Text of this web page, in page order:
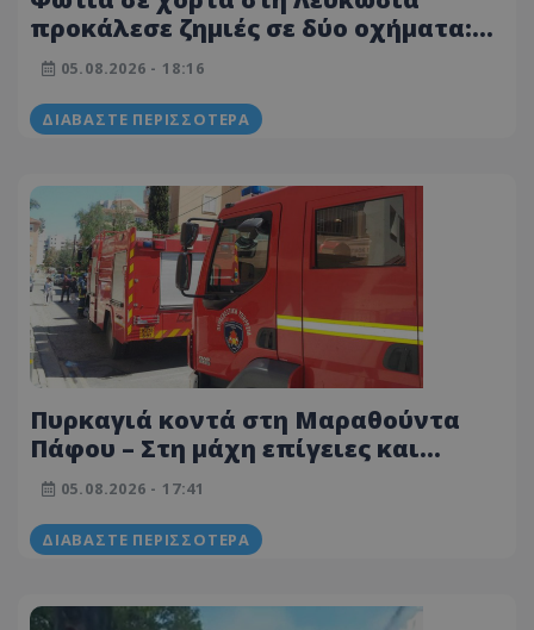
προκάλεσε ζημιές σε δύο οχήματα:
Στο μικροσκόπιο αποτσίγαρο
05.08.2026 - 18:16
ΔΙΑΒΆΣΤΕ ΠΕΡΙΣΣΌΤΕΡΑ
Πυρκαγιά κοντά στη Μαραθούντα
Πάφου – Στη μάχη επίγειες και
εναέριες δυνάμεις
05.08.2026 - 17:41
ΔΙΑΒΆΣΤΕ ΠΕΡΙΣΣΌΤΕΡΑ